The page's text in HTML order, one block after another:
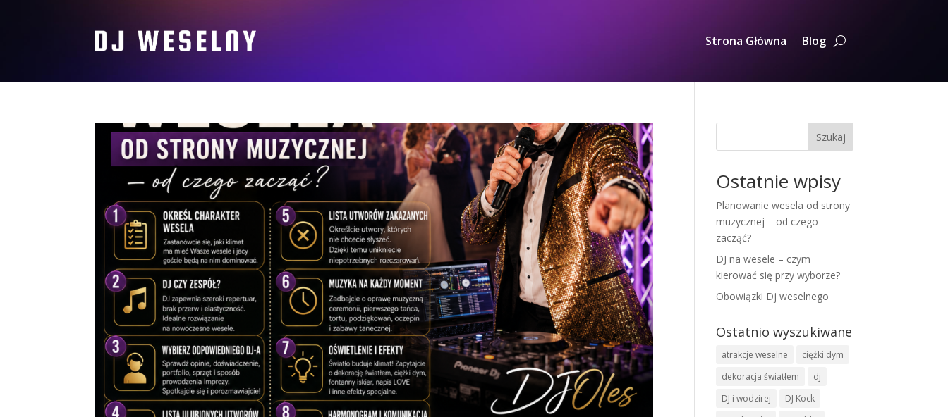
Strona Główna Blog
Szukaj
Ostatnie wpisy
Planowanie wesela od strony
muzycznej – od czego
zacząć?
DJ na wesele – czym
kierować się przy wyborze?
Obowiązki Dj weselnego
Ostatnio wyszukiwane
atrakcje weselne
ciężki dym
dekoracja światłem
dj
DJ i wodzirej
DJ Kock